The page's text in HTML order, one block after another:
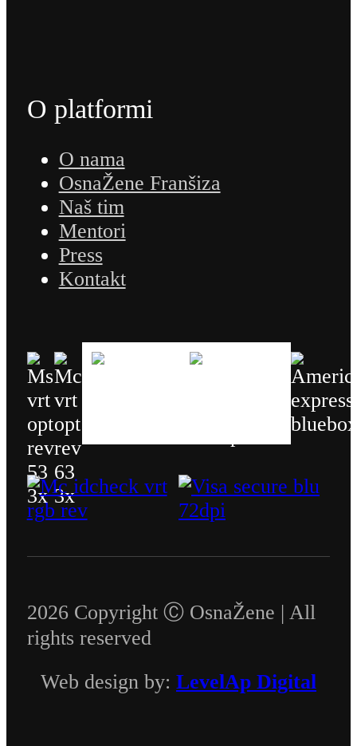
O platformi
O nama
OsnaŽene Franšiza
Naš tim
Mentori
Press
Kontakt
2026 Copyright Ⓒ OsnaŽene | All
rights reserved
Web design by: LevelAp Digital